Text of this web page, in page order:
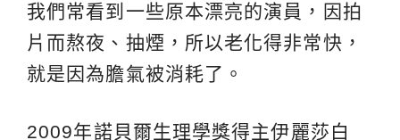
我們常看到一些原本漂亮的演員，因拍
片而熬夜、抽煙，所以老化得非常快，
就是因為膽氣被消耗了。
2009年諾貝爾生理學獎得主伊麗莎白